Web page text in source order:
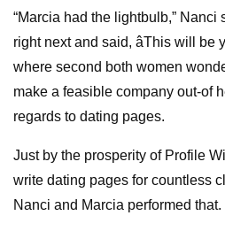
“Marcia had the lightbulb,” Nanci
right next and said, âThis will be
where second both women
make a feasible company out-of
regards to dating pages.
Just by the prosperity of Profile
write dating pages for countless
Nanci and Marcia performed that.